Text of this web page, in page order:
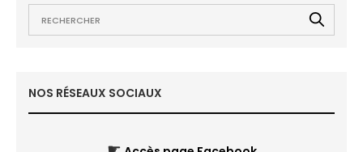
NOS RÉSEAUX SOCIAUX